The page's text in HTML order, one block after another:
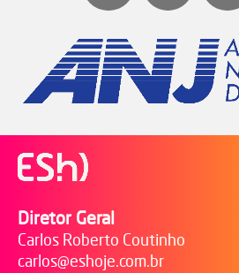
Diretor Geral
Carlos Roberto Coutinho
carlos@eshoje.com.br